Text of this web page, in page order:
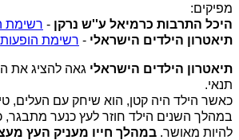
מפיקים:
היכל התרבות כרמיאל ע''ש נרקן - רשימת
תיאטרון הילדים הישראלי - רשימת הופעות
תיאטרון הילדים הישראלי גאה להציג את
תנאי.
כאשר הילד היה קטן, הוא שיחק עם העלים,
במהלך השנים הילד חוזר לעץ כנער
להיות מאושר. במהלך חייו מעניק העץ